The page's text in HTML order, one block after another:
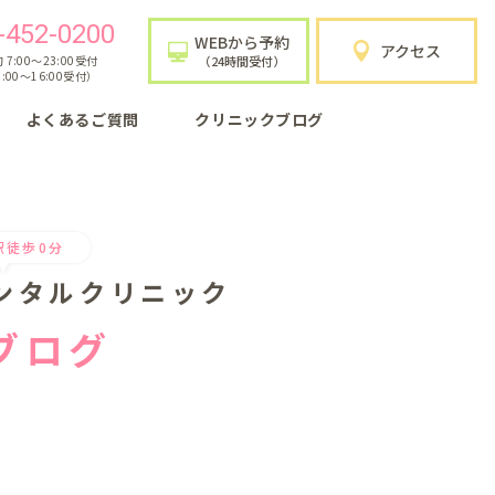
0200
7:00〜23:00受付
〜16:00受付）
WEBから予約
（24時間受付） アクセス
よくあるご質問 クリニックブログ
徒歩0分
タルクリニック
ログ